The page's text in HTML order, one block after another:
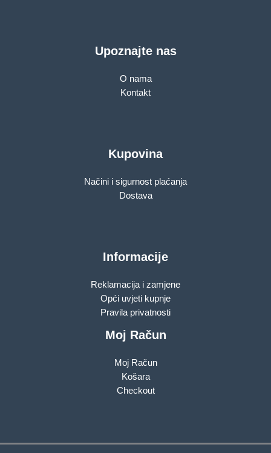
Upoznajte nas
O nama
Kontakt
Kupovina
Načini i sigurnost plaćanja
Dostava
Informacije
Reklamacija i zamjene
Opći uvjeti kupnje
Pravila privatnosti
Moj Račun
Moj Račun
Košara
Checkout